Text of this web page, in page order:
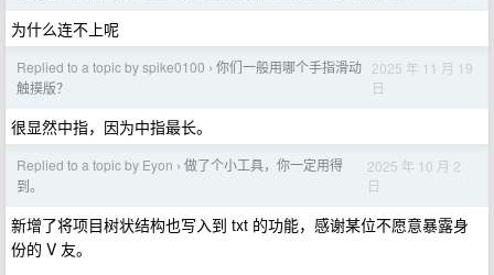
为什么连不上呢
Replied to a topic by spike0100 › 你们一般用哪个手指滑动
触摸版？
2025 年 11 月 19
日
很显然中指，因为中指最长。
Replied to a topic by Eyon › 做了个小工具，你一定用得
到。
2025 年 10 月 2
日
新增了将项目树状结构也写入到 txt 的功能，感谢某位不愿意暴露身
份的 V 友。